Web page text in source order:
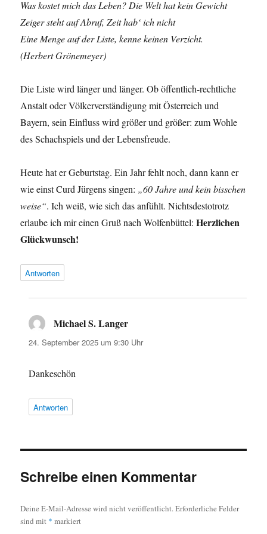
Was kostet mich das Leben? Die Welt hat kein Gewicht
Zeiger steht auf Abruf, Zeit hab‘ ich nicht
Eine Menge auf der Liste, kenne keinen Verzicht.
(Herbert Grönemeyer)
Die Liste wird länger und länger. Ob öffentlich-rechtliche
Anstalt oder Völkerverständigung mit Österreich und
Bayern, sein Einfluss wird größer und größer: zum Wohle
des Schachspiels und der Lebensfreude.
Heute hat er Geburtstag. Ein Jahr fehlt noch, dann kann er
wie einst Curd Jürgens singen: „60 Jahre und kein bisschen
weise“. Ich weiß, wie sich das anfühlt. Nichtsdestotrotz
erlaube ich mir einen Gruß nach Wolfenbüttel:Herzlichen
Glückwunsch!
Antworten
Michael S. Langer
24. September 2025 um 9:30 Uhr
Dankeschön
Antworten
Schreibe einen Kommentar
Deine E-Mail-Adresse wird nicht veröffentlicht.Erforderliche Felder
sind mit * markiert